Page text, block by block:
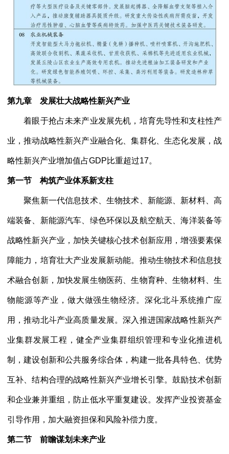
第九章 发展壮大战略性新兴产业
着眼于抢占未来产业发展先机，培育先导性和支柱性产
业，推动战略性新兴产业融合化、集群化、生态化发展，战
略性新兴产业增加值占GDP比重超过17。
第一节 构筑产业体系新支柱
聚焦新一代信息技术、生物技术、新能源、新材料、高
端装备、新能源汽车、绿色环保以及航空航天、海洋装备等
战略性新兴产业，加快关键核心技术创新应用，增强要素保
障能力，培育壮大产业发展新动能。推动生物技术和信息技
术融合创新，加快发展生物医药、生物育种、生物材料、生
物能源等产业，做大做强生物经济。深化北斗系统推广应
用，推动北斗产业高质量发展。深入推进国家战略性新兴产
业集群发展工程，健全产业集群组织管理和专业化推进机
制，建设创新和公共服务综合体，构建一批各具特色、优势
互补、结构合理的战略性新兴产业增长引擎。鼓励技术创新
和企业兼并重组，防止低水平重复建设。发挥产业投资基金
引导作用，加大融资担保和风险补偿力度。
第二节 前瞻谋划未来产业